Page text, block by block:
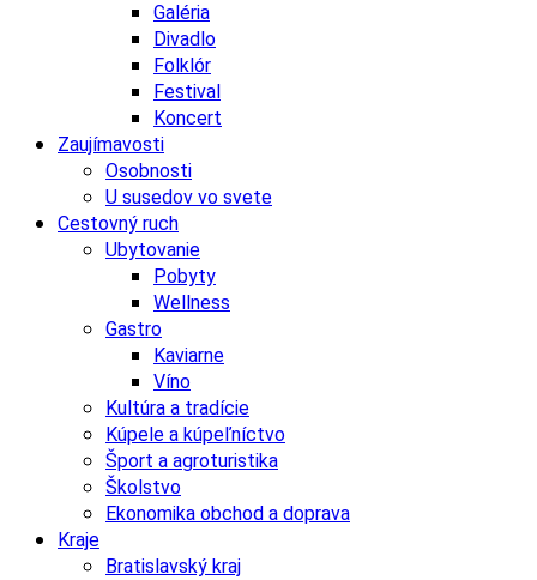
Galéria
Divadlo
Folklór
Festival
Koncert
Zaujímavosti
Osobnosti
U susedov vo svete
Cestovný ruch
Ubytovanie
Pobyty
Wellness
Gastro
Kaviarne
Víno
Kultúra a tradície
Kúpele a kúpeľníctvo
Šport a agroturistika
Školstvo
Ekonomika obchod a doprava
Kraje
Bratislavský kraj